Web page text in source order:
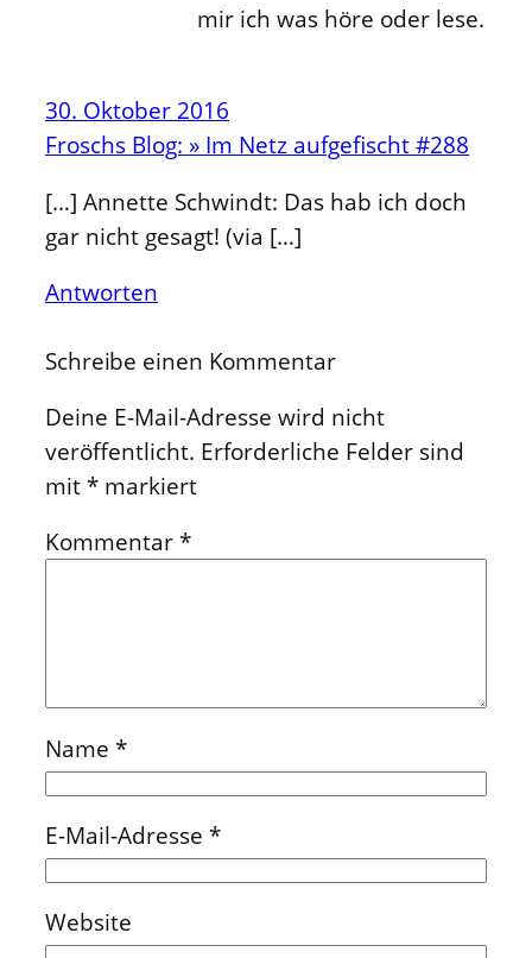
mir ich was höre oder lese.
30. Oktober 2016
Froschs Blog: » Im Netz aufgefischt #288
[…] Annette Schwindt: Das hab ich doch
gar nicht gesagt! (via […]
Antworten
Schreibe einen Kommentar
Deine E-Mail-Adresse wird nicht
veröffentlicht. Erforderliche Felder sind
mit * markiert
Kommentar *
Name *
E-Mail-Adresse *
Website